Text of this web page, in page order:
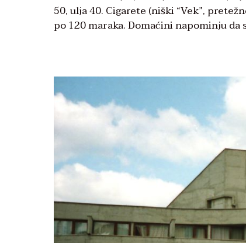
50, ulja 40. Cigarete (niški “Vek”,
po 120 maraka. Domaćini napominju